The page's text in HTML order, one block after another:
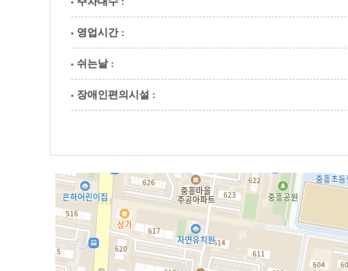
영업시간 :
쉬는날 :
장애인편의시설 :